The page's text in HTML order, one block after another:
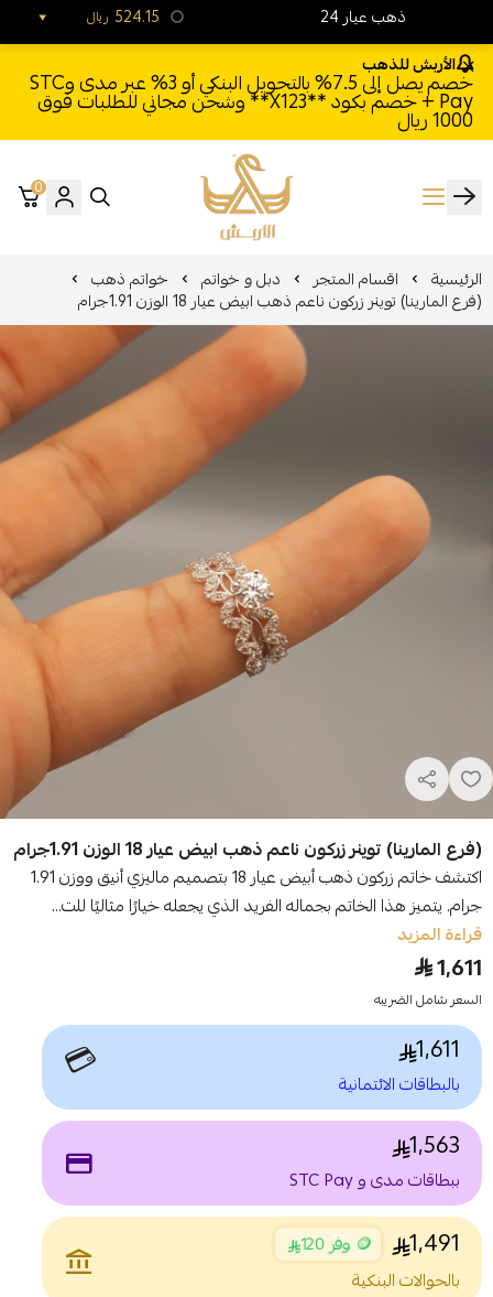
الأربش للذهب
خصم يصل إلى 7.5% بالتحويل البنكي أو 3% عبر مدى وSTC
Pay + خصم بكود **X123** وشحن مجاني للطلبات فوق
1000 ريال
الأربش للذهب
0
الرئيسية اقسام المتجر دبل و خواتم خواتم ذهب
(فرع المارينا) توينر زركون ناعم ذهب ابيض عيار 18 الوزن 1.91جرام
(فرع المارينا) توينر زركون ناعم ذهب ابيض عيار 18 الوزن 1.91جرام
اكتشف خاتم زركون ذهب أبيض عيار 18 بتصميم ماليزي أنيق ووزن 1.91
جرام. يتميز هذا الخاتم بجماله الفريد الذي يجعله خيارًا مثاليًا للت...
قراءة المزيد
1,611
السعر شامل الضريبه
1,611
بالبطاقات الائتمانية 💳
1,563
ببطاقات مدى و STC Pay payment
1,491 🪙 وفر 120
بالحوالات البنكية
account_balance
24 ذهب عيار ريال 524.15